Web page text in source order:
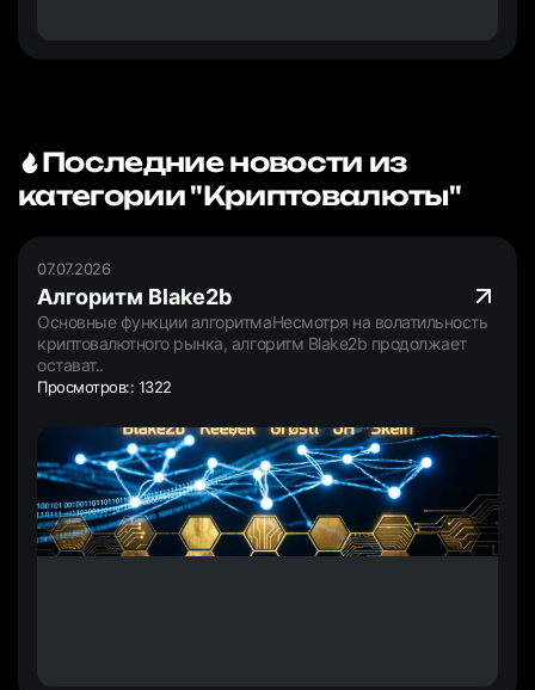
Последние новости из
категории "Криптовалюты"
07.07.2026
Алгоритм Blake2b
Основные функции алгоритмаНесмотря на волатильность
криптовалютного рынка, алгоритм Blake2b продолжает
остават..
Просмотров:: 1322